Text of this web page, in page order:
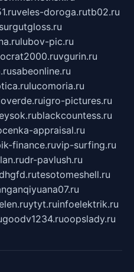
veles-doroga.rutb02.ru
surgutgloss.ru
lubov-pic.ru
vgurin.ru
sabeonline.ru
lucomoria.ru
igro-pictures.ru
blackcountess.ru
appraisal.ru
finance.ruvip-surfing.ru
dr-pavlush.ru
tesotomeshell.ru
ytyt.ruinfoelektrik.ru
goodv1234.ruoopslady.ru